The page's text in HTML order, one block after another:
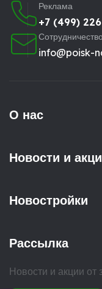
Реклама
+7 (499)
Сотрудничество
info@poisk-
О нас
Новости и
Новостройки
Рассылка
Новости и акции от